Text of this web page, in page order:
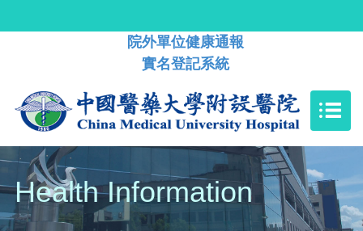
院外單位健康通報
實名登記系統
Health Information